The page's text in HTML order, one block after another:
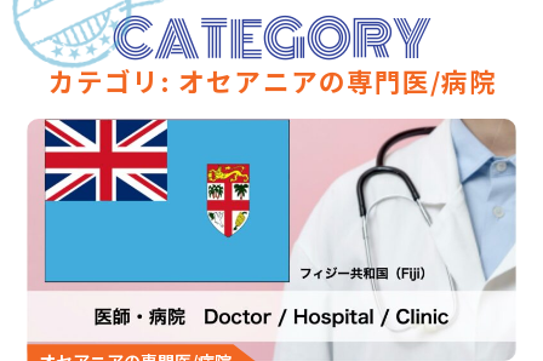
CATEGORY
カテゴリ: オセアニアの専門医/病院